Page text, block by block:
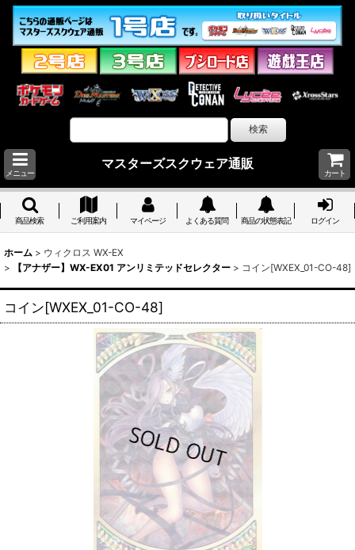
メニュー
マスターズスクウェア通販
カート
商品検索 ご利用案内 マイページ よくある質問 商品の状態表記 ログイン
ホーム > ウィクロス WX-EX
>
【アナザー】WX-EX01 アンリミテッドセレクター > コイン[WXEX_01-CO-48]
コイン[WXEX_01-CO-48]